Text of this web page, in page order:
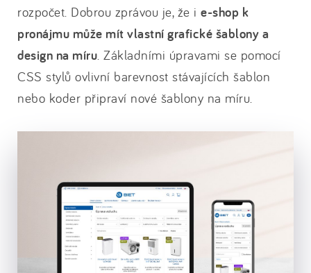
rozpočet. Dobrou zprávou je, že i e-shop k
pronájmu může mít vlastní grafické šablony a
design na míru . Základními úpravami se pomocí
CSS stylů ovlivní barevnost stávajících šablon
nebo koder připraví nové šablony na míru.